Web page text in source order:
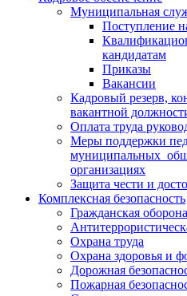
Муниципальная
Поступление
кандидатам
Приказы
Вакансии
Кадровый резерв,
вакантной
Оплата труда
Меры поддержки
муниципальных
организациях
Защита чести и
Комплексная безопасность
Гражданская
Охрана труда
Охрана здоровья и
Дорожная
Пожарная